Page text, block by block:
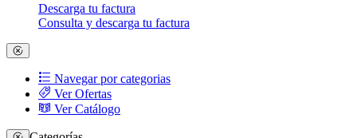
Descarga tu factura
Consulta y descarga tu factura
Navegar por categorias
Ver Ofertas
Ver Catálogo